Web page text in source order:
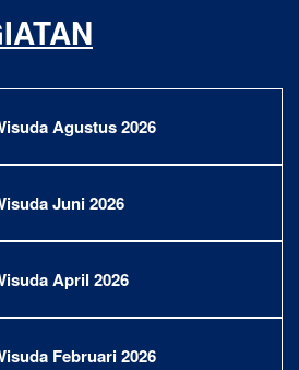
Agustus 2026
Juni 2026
April 2026
Februari 2026